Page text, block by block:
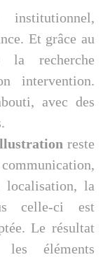
Et grâce au
la recherche
intervention.
avec des
reste
localisation, la
celle-ci est
Le résultat
éléments